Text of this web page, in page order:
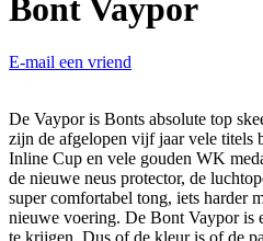
Bont Vaypor
E-mail een vriend
De Vaypor is Bonts absolute top
zijn de afgelopen vijf jaar vele titels
Inline Cup en vele gouden WK
de nieuwe neus protector, de
super comfortabel tong, iets harder
nieuwe voering. De Bont Vaypor is